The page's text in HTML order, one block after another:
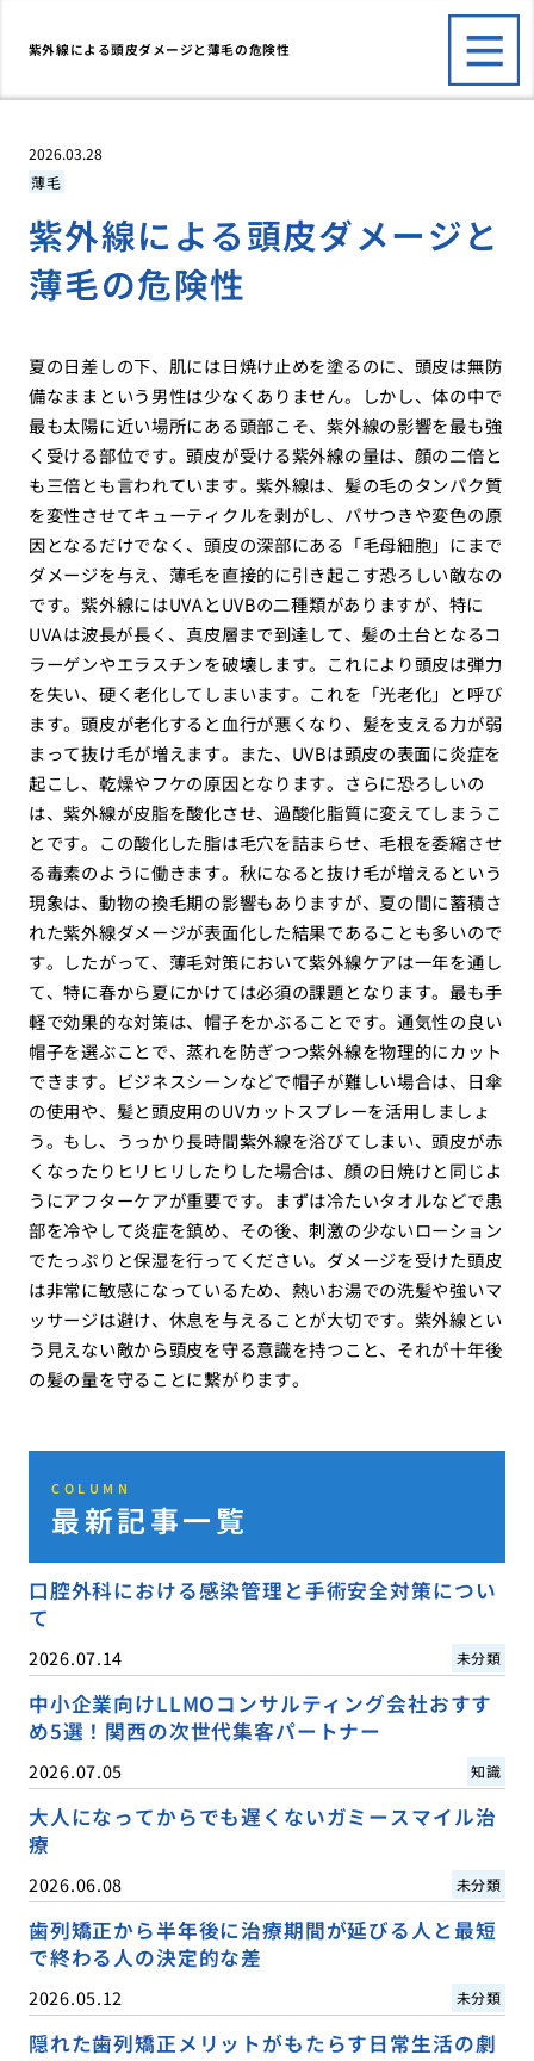
紫外線による頭皮ダメージと薄毛の危険性
2026.03.28
薄毛
紫外線による頭皮ダメージと
薄毛の危険性
夏の日差しの下、肌には日焼け止めを塗るのに、頭皮は無防
備なままという男性は少なくありません。しかし、体の中で
最も太陽に近い場所にある頭部こそ、紫外線の影響を最も強
く受ける部位です。頭皮が受ける紫外線の量は、顔の二倍と
も三倍とも言われています。紫外線は、髪の毛のタンパク質
を変性させてキューティクルを剥がし、パサつきや変色の原
因となるだけでなく、頭皮の深部にある「毛母細胞」にまで
ダメージを与え、薄毛を直接的に引き起こす恐ろしい敵なの
です。紫外線にはUVAとUVBの二種類がありますが、特に
UVAは波長が長く、真皮層まで到達して、髪の土台となるコ
ラーゲンやエラスチンを破壊します。これにより頭皮は弾力
を失い、硬く老化してしまいます。これを「光老化」と呼び
ます。頭皮が老化すると血行が悪くなり、髪を支える力が弱
まって抜け毛が増えます。また、UVBは頭皮の表面に炎症を
起こし、乾燥やフケの原因となります。さらに恐ろしいの
は、紫外線が皮脂を酸化させ、過酸化脂質に変えてしまうこ
とです。この酸化した脂は毛穴を詰まらせ、毛根を委縮させ
る毒素のように働きます。秋になると抜け毛が増えるという
現象は、動物の換毛期の影響もありますが、夏の間に蓄積さ
れた紫外線ダメージが表面化した結果であることも多いので
す。したがって、薄毛対策において紫外線ケアは一年を通し
て、特に春から夏にかけては必須の課題となります。最も手
軽で効果的な対策は、帽子をかぶることです。通気性の良い
帽子を選ぶことで、蒸れを防ぎつつ紫外線を物理的にカット
できます。ビジネスシーンなどで帽子が難しい場合は、日傘
の使用や、髪と頭皮用のUVカットスプレーを活用しましょ
う。もし、うっかり長時間紫外線を浴びてしまい、頭皮が赤
くなったりヒリヒリしたりした場合は、顔の日焼けと同じよ
うにアフターケアが重要です。まずは冷たいタオルなどで患
部を冷やして炎症を鎮め、その後、刺激の少ないローション
でたっぷりと保湿を行ってください。ダメージを受けた頭皮
は非常に敏感になっているため、熱いお湯での洗髪や強いマ
ッサージは避け、休息を与えることが大切です。紫外線とい
う見えない敵から頭皮を守る意識を持つこと、それが十年後
の髪の量を守ることに繋がります。
COLUMN
最新記事一覧
口腔外科における感染管理と手術安全対策につい
て
2026.07.14 未分類
中小企業向けLLMOコンサルティング会社おすす
め5選！関西の次世代集客パートナー
2026.07.05 知識
大人になってからでも遅くないガミースマイル治
療
2026.06.08 未分類
歯列矯正から半年後に治療期間が延びる人と最短
で終わる人の決定的な差
2026.05.12 未分類
隠れた歯列矯正メリットがもたらす日常生活の劇